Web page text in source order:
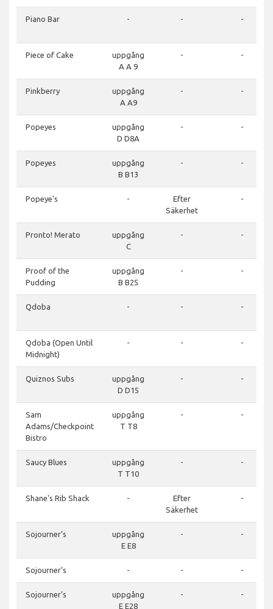
Piano Bar - - -
Piece of Cake
uppgång
A A 9
- -
Pinkberry
uppgång
A A9
- -
Popeyes
uppgång
D D8A
- -
Popeyes
uppgång
B B13
- -
Popeye's -
Efter
Säkerhet
-
Pronto! Merato
uppgång
C
- -
Proof of the
Pudding
uppgång
B B25
- -
Qdoba - - -
Qdoba (Open Until
Midnight)
- - -
Quiznos Subs
uppgång
D D15
- -
Sam
Adams/Checkpoint
Bistro
uppgång
T T8
- -
Saucy Blues
uppgång
T T10
- -
Shane's Rib Shack -
Efter
Säkerhet
-
Sojourner’s
uppgång
E E8
- -
Sojourner’s - - -
Sojourner’s
uppgång
E E28
- -